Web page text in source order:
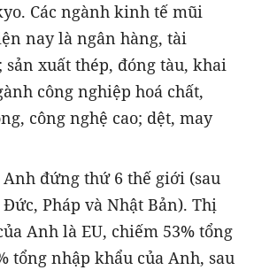
Các ngành kinh tế mũi
nay là ngân hàng, tài
xuất thép, đóng tàu, khai
công nghiệp hoá chất,
công nghệ cao; dệt, may
đứng thứ 6 thế giới (sau
Pháp và Nhật Bản). Thị
Anh là EU, chiếm 53% tổng
tổng nhập khẩu của Anh, sau